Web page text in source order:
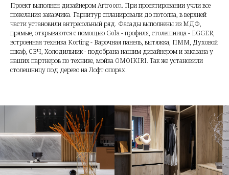
Проект выполнен дизайнером Artroom. При проектировании учли все
пожелания заказчика. Гарнитур спланировали до потолка, в верхней
части установили антресольный ряд. Фасады выполнены из МДФ,
прямые, открываются с помощью Gola - профиля, столешница - EGGER,
встроенная техника Korting - Варочная панель, вытяжка, ПММ, Духовой
шкаф, СВЧ, Холодильник - подобрана нашим дизайнером и заказана у
наших партнеров по технике, мойка OMOIKIRI. Так же установили
столешницу под дерево на Лофт опорах.